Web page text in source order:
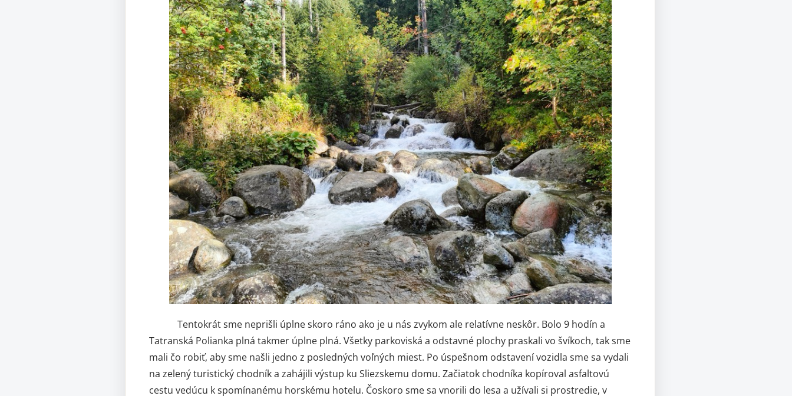
Tentokrát sme neprišli úplne skoro ráno ako je u nás zvykom ale relatívne neskôr. Bolo 9 hodín a
Tatranská Polianka plná takmer úplne plná. Všetky parkoviská a odstavné plochy praskali vo švíkoch, tak sme
mali čo robiť, aby sme našli jedno z posledných voľných miest. Po úspešnom odstavení vozidla sme sa vydali
na zelený turistický chodník a zahájili výstup ku Sliezskemu domu. Začiatok chodníka kopíroval asfaltovú
cestu vedúcu k spomínanému horskému hotelu. Čoskoro sme sa vnorili do lesa a užívali si prostredie, v